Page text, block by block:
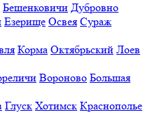
Бешенковичи Дубровно
Езерище Освея Сураж
Корма Октябрьский Лоев
Вороново Большая
Глуск Хотимск Краснополье